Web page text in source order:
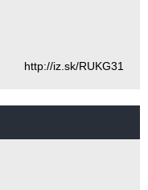
iz.sk/RUKG31